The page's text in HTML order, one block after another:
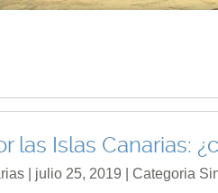
las Islas Canarias:
| julio 25, 2019 | Categoria